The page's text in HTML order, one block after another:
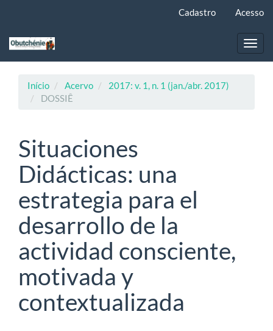
principal
Cadastro Acesso
Início Acervo
2017: v. 1, n. 1 (jan./abr. 2017)
DOSSIÊ
Situaciones
Didácticas: una
estrategia para el
desarrollo de la
actividad consciente,
motivada y
contextualizada